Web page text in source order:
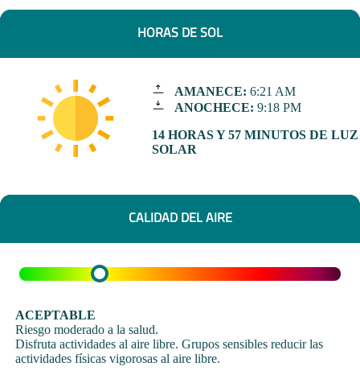
HORAS DE SOL
AMANECE: 6:21 AM
ANOCHECE: 9:18 PM
14 HORAS Y 57 MINUTOS DE LUZ
SOLAR
CALIDAD DEL AIRE
ACEPTABLE
Riesgo moderado a la salud.
Disfruta actividades al aire libre. Grupos sensibles reducir las
actividades físicas vigorosas al aire libre.